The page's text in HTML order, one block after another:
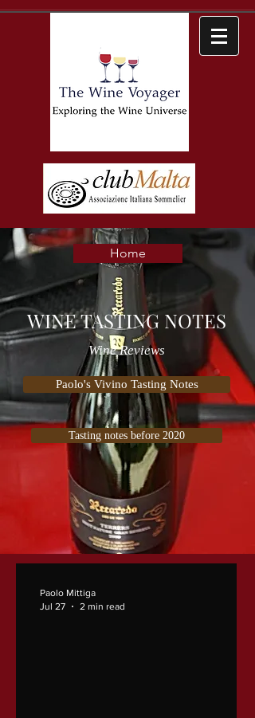
Home
WINE TASTING NOTES
Wine Reviews
Paolo's Vivino Tasting Notes
Tasting notes before 2020
Paolo Mittiga
Jul 27
2 min read